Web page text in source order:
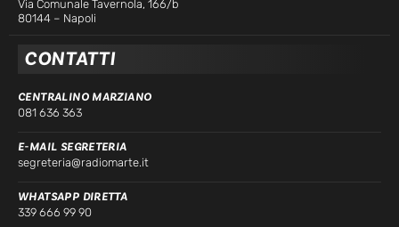
Via Comunale Tavernola, 166/b
80144 – Napoli
CONTATTI
CENTRALINO MARZIANO
081 636 363
E-MAIL SEGRETERIA
segreteria@radiomarte.it
WHATSAPP DIRETTA
339 666 99 90